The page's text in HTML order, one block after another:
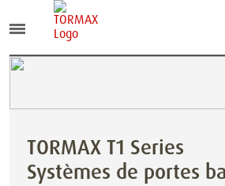
TORMAX T1 Series
Systèmes de portes